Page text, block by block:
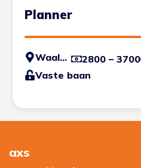
Planner
Waalwijk 2800 – 3700
Vaste baan
axs